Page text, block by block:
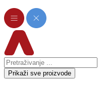
Prikaži sve proizvode